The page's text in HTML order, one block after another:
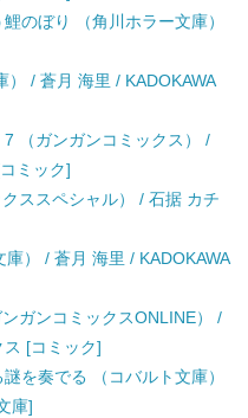
のぼり （角川ホラー文庫）
/ 蒼月 海里 / KADOKAWA
（ガンガンコミックス） /
ミック]
ススペシャル） / 石据 カチ
） / 蒼月 海里 / KADOKAWA
ガンコミックスONLINE） /
[コミック]
を奏でる （コバルト文庫）
庫]